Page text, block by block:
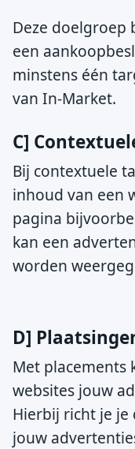
Deze doelgroep
een
minstens één
van In-Market.
C]
Bij contextuele
inhoud van een
pagina
kan een
worden
D]
Met placements
websites jouw
Hierbij richt je
jouw